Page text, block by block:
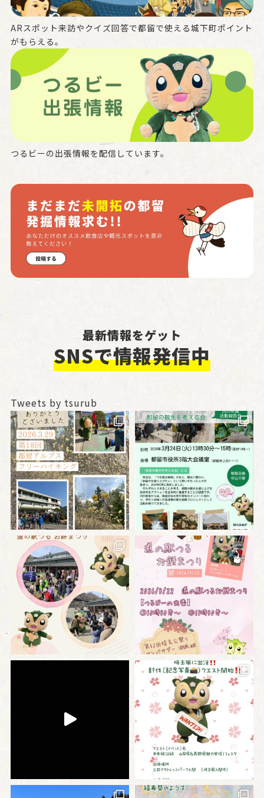
ARスポット来訪やクイズ回答で都留で使える城下町ポイント
がもらえる。
つるビーの出張情報を配信しています。
最新情報をゲット
SNSで情報発信中
Tweets by tsurub